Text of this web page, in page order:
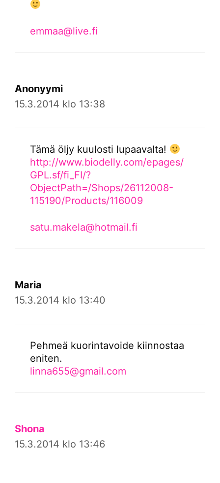
emmaa@live.fi
Anonyymi
15.3.2014 klo 13:38
Tämä öljy kuulosti lupaavalta!
http://www.biodelly.com/epages/
GPL.sf/fi_FI/?
ObjectPath=/Shops/26112008-
115190/Products/116009
satu.makela@hotmail.fi
Maria
15.3.2014 klo 13:40
Pehmeä kuorintavoide kiinnostaa
eniten.
linna655@gmail.com
Shona
15.3.2014 klo 13:46